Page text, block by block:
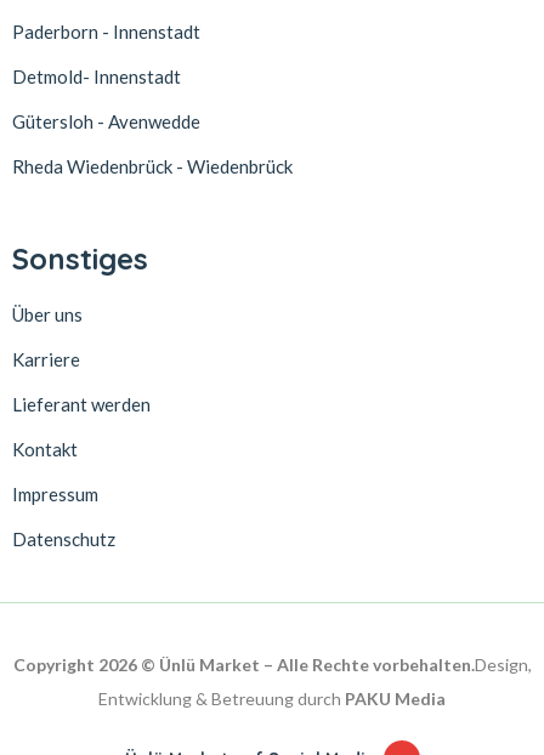
Paderborn - Innenstadt
Detmold- Innenstadt
Gütersloh - Avenwedde
Rheda Wiedenbrück - Wiedenbrück
Sonstiges
Über uns
Karriere
Lieferant werden
Kontakt
Impressum
Datenschutz
Copyright 2026 © Ünlü Market – Alle Rechte vorbehalten.Design,
Entwicklung & Betreuung durch PAKU Media